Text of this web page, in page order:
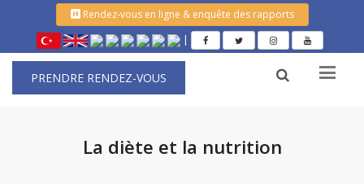
Rendez-vous en ligne & enquête des rapports
|
PRENDRE RENDEZ-VOUS
La diète et la nutrition